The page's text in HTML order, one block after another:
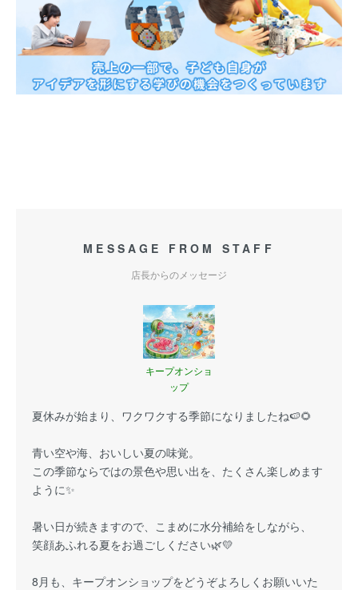
MESSAGE FROM STAFF
店長からのメッセージ
キープオンショ
ップ
夏休みが始まり、ワクワクする季節になりましたね🍉🌻
青い空や海、おいしい夏の味覚。
この季節ならではの景色や思い出を、たくさん楽しめます
ように✨
暑い日が続きますので、こまめに水分補給をしながら、
笑顔あふれる夏をお過ごしください🌿💛
8月も、キープオンショップをどうぞよろしくお願いいた